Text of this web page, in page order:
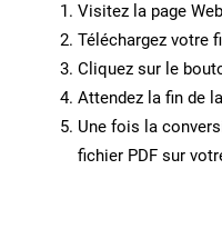
Visitez la page Web
Téléchargez votre
Cliquez sur le
Attendez la fin de
Une fois la
fichier PDF sur